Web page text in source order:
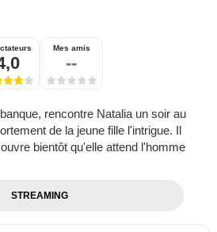
Mes amis
--
rencontre Natalia un soir au
de la jeune fille l'intrigue. Il
bientôt qu'elle attend l'homme
STREAMING